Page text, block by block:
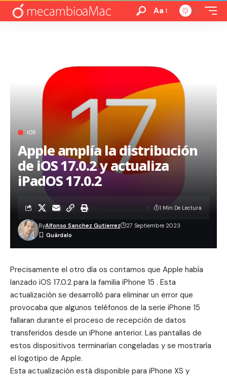
Aa
iOS
Apple amplía la distribución
de iOS 17.0.2 y actualiza
iPadOS 17.0.2
ByAlfonso Sanchez Gutierrez 27 Septiembre 2023
1 Min De Lectura
Precisamente el otro día os contamos que Apple había
lanzado iOS 17.0.2 para la familia iPhone 15 . Esta
actualización se desarrolló para eliminar un error que
provocaba que algunos teléfonos de la serie iPhone 15
fallaran durante el proceso de recepción de datos
transferidos desde un iPhone anterior. Las pantallas de
estos dispositivos terminarían congeladas y se mostraría
el logotipo de Apple.
Esta actualización está disponible para iPhone XS y